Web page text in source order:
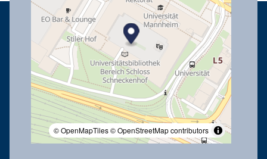
© OpenMapTiles© OpenStreetMap contributors